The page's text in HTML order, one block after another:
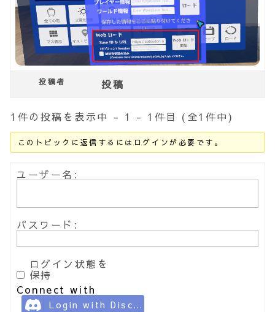
投稿者 投稿
1件の投稿を表示中 - 1 - 1件目 (全1件中)
このトピックに返信するにはログインが必要です。
ユーザー名:
パスワード:
ログイン状態を
保持
Connect with
Login with Discord